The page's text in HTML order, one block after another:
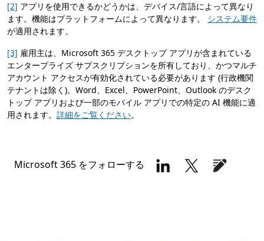
[2] アプリを使用できるかどうかは、デバイス/言語によって異なり
ます。機能はプラットフォームによって異なります。 システム要件
が適用されます。
[3] 雇用主は、Microsoft 365 デスクトップ アプリが含まれている
エンタープライズ サブスクリプションを所有しており、かつマルチ
アカウント アクセスが有効化されている必要があります (行政機関
テナントは除く)。Word、Excel、PowerPoint、Outlook のデスク
トップ アプリおよび一部のモバイル アプリでの特定の AI 機能に適
用されます。 詳細をご覧ください。
Microsoft 365 をフォローする